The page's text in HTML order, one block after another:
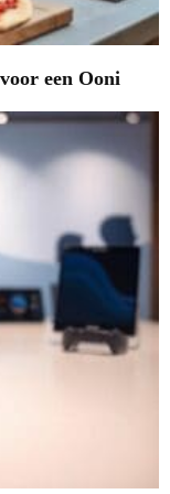
een Ooni